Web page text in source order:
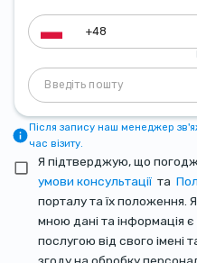
Після запису наш менеджер
час візиту.
Я підтверджую, що
умови консультації та
порталу та їх положення.
мною дані та інформація
послугою від свого